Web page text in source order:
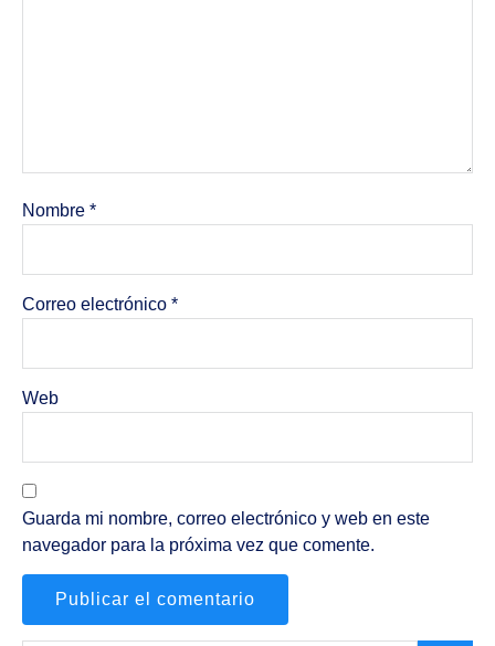
Nombre *
Correo electrónico *
Web
Guarda mi nombre, correo electrónico y web en este
navegador para la próxima vez que comente.